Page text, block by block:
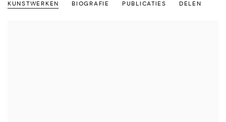
KUNSTWERKEN BIOGRAFIE PUBLICATIES DELEN